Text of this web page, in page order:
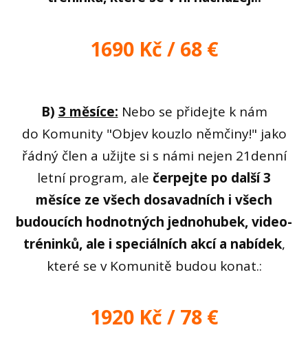
1690 Kč / 68 €
B) 3 měsíce: Nebo se přidejte k nám
do Komunity "Objev kouzlo němčiny!" jako
řádný člen a užijte si s námi nejen 21denní
letní program, ale čerpejte po další 3
měsíce ze všech dosavadních i všech
budoucích hodnotných jednohubek, video-
tréninků, ale i speciálních akcí a nabídek,
které se v Komunitě budou konat.:
1920 Kč / 78 €